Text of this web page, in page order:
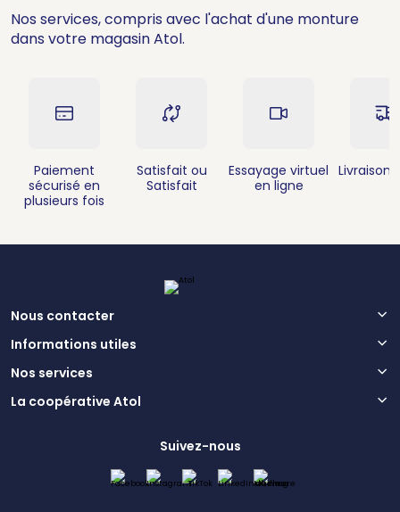
Nos services, compris avec l'achat d'une monture
dans votre magasin Atol.
Paiement
sécurisé en
plusieurs fois
Satisfait ou
Satisfait
Essayage virtuel
en ligne
Livraison
Nous contacter
Informations utiles
Nos services
La coopérative Atol
Suivez-nous